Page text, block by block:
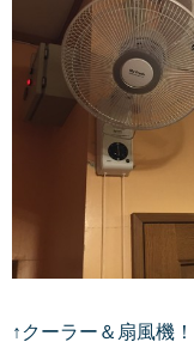
↑クーラー＆扇風機